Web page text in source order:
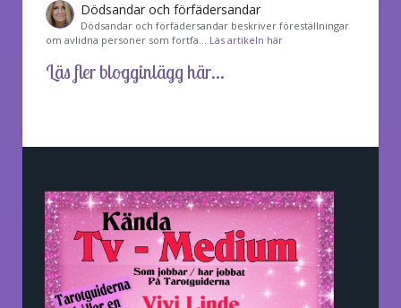
Dödsandar och förfädersandar
Dödsandar och förfädersandar beskriver föreställningar
om avlidna personer som fortfa… Läs artikeln här
Läs fler blogginlägg här...